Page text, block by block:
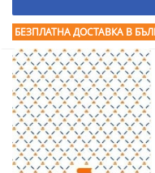
БЕЗПЛАТНА ДОСТАВКА В